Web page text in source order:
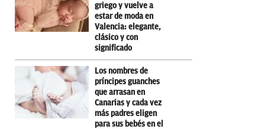
griego y vuelve a
estar de moda en
Valencia: elegante,
clásico y con
significado
Los nombres de
príncipes guanches
que arrasan en
Canarias y cada vez
más padres eligen
para sus bebés en el